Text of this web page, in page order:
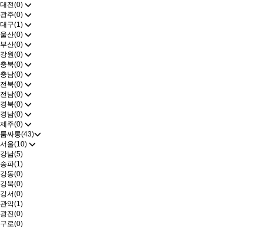
대전(0)
광주(0)
대구(1)
울산(0)
부산(0)
강원(0)
충북(0)
충남(0)
전북(0)
전남(0)
경북(0)
경남(0)
제주(0)
룸싸롱(43)
서울(10)
강남(5)
송파(1)
강동(0)
강북(0)
강서(0)
관악(1)
광진(0)
구로(0)